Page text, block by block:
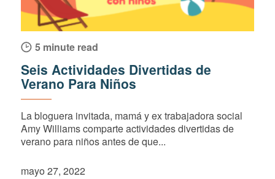
5 minute read
Seis Actividades Divertidas de
Verano Para Niños
La bloguera invitada, mamá y ex trabajadora social
Amy Williams comparte actividades divertidas de
verano para niños antes de que...
mayo 27, 2022